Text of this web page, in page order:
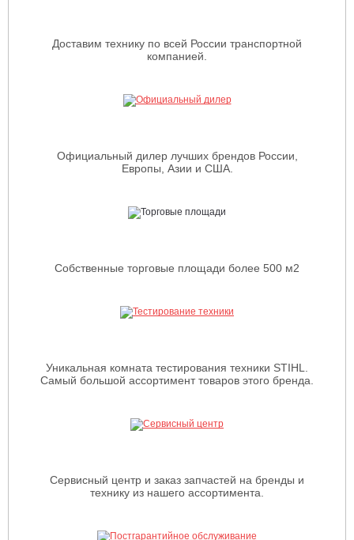
Доставим технику по всей России транспортной
компанией.
Официальный дилер лучших брендов России,
Европы, Азии и США.
Собственные торговые площади более 500 м2
Уникальная комната тестирования техники STIHL.
Самый большой ассортимент товаров этого бренда.
Сервисный центр и заказ запчастей на бренды и
технику из нашего ассортимента.